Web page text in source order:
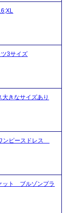
3サイズ
きなサイズあり
ンピースドレス
ット ブルゾンプラ